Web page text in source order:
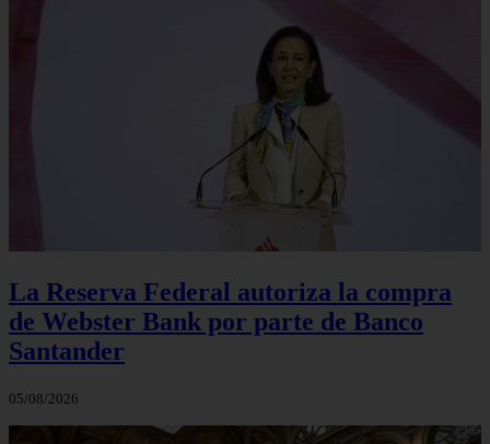
La Reserva Federal autoriza la compra
de Webster Bank por parte de Banco
Santander
05/08/2026